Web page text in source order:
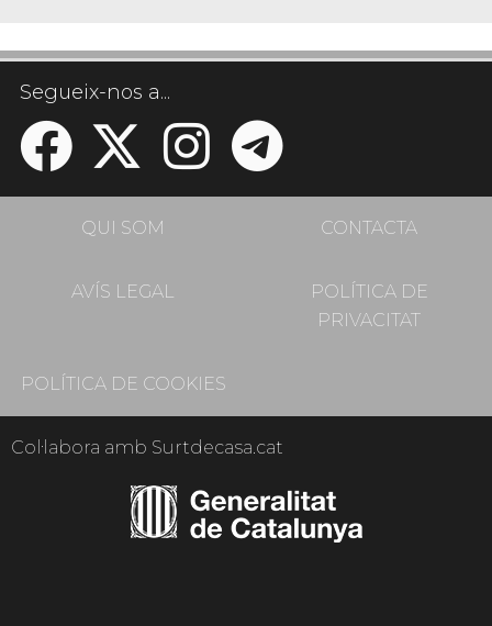
Segueix-nos a...
QUI SOM CONTACTA
AVÍS LEGAL
POLÍTICA DE
PRIVACITAT
POLÍTICA DE COOKIES
Col·labora amb Surtdecasa.cat